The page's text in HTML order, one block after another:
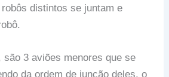
distintos se juntam e
são 3 aviões menores que se
da ordem de junção deles, o